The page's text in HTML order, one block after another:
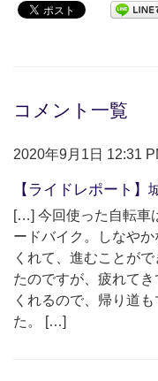
コメント一覧
2020年9月1日 12:31
【ライドレポート
[…] 今回使った自転車
ードバイク。しなや
くれて、進むことが
たのですが、疲れて
くれるので、帰り道
た。 […]